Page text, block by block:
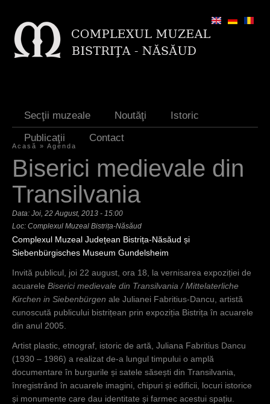
Secţii muzeale Noutăţi
Istoric
Publicaţii
Contact
E
ş
i
a
c
i
Acasă » Agenda
Biserici medievale din
Transilvania
Data: Joi, 22 August, 2013 - 15:00
Loc: Complexul Muzeal Bistrița-Năsăud
Complexul Muzeal Județean Bistrița-Năsăud și
Siebenbürgisches Museum Gundelsheim
Invită publicul, joi 22 august, ora 18, la vernisarea expoziției de
acuarele Biserici medievale din Transilvania / Mittelaterliche
Kirchen in Siebenbürgen ale Julianei Fabritius-Dancu, artistă
cunoscută publicului bistrițean prin expoziția Bistrița în acuarele
din anul 2005.
Artist plastic, etnograf, istoric de artă, Juliana Fabritius Dancu
(1930 – 1986) a realizat de-a lungul timpului o amplă
documentare în burgurile și satele săsești din Transilvania,
înregistrând în acuarele imagini, chipuri și edificii, locuri istorice
și monumente care dau identitate și farmec acestui spațiu.